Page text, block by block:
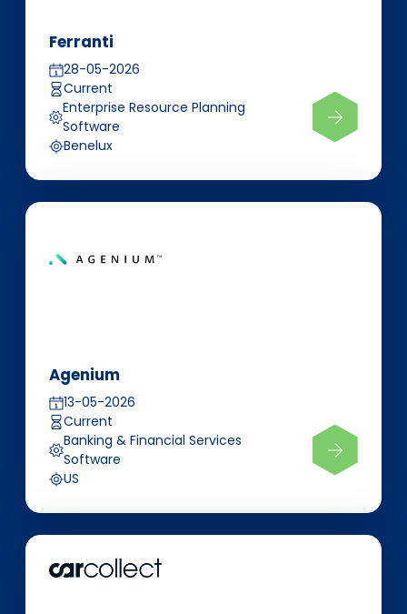
Ferranti
28-05-2026
Current
Enterprise Resource Planning
Software
Benelux
Agenium
13-05-2026
Current
Banking & Financial Services
Software
US